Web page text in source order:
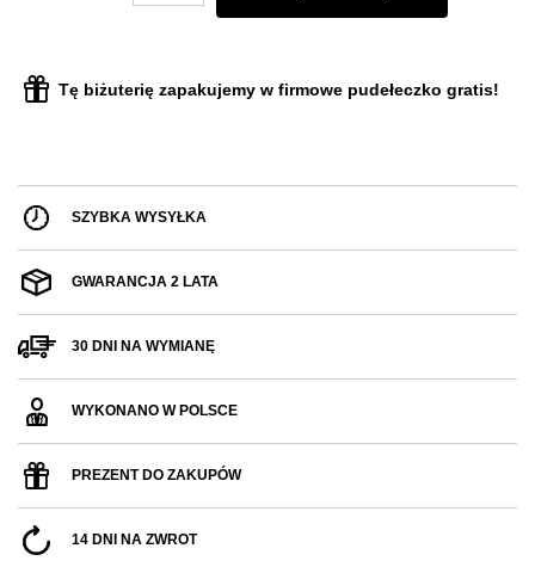
Tę biżuterię zapakujemy w firmowe pudełeczko gratis!
SZYBKA WYSYŁKA
GWARANCJA 2 LATA
30 DNI NA WYMIANĘ
WYKONANO W POLSCE
PREZENT DO ZAKUPÓW
14 DNI NA ZWROT